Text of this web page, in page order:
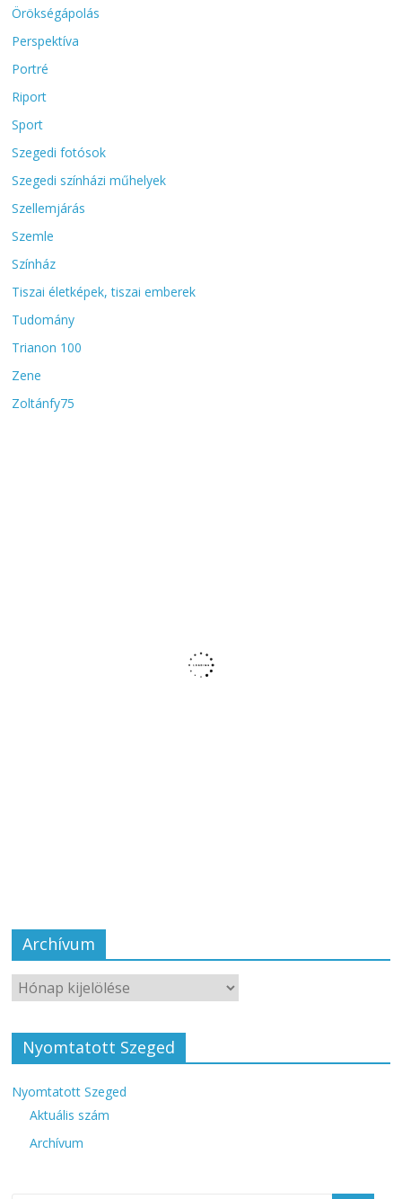
Örökségápolás
Perspektíva
Portré
Riport
Sport
Szegedi fotósok
Szegedi színházi műhelyek
Szellemjárás
Szemle
Színház
Tiszai életképek, tiszai emberek
Tudomány
Trianon 100
Zene
Zoltánfy75
Archívum
Nyomtatott Szeged
Nyomtatott Szeged
Aktuális szám
Archívum